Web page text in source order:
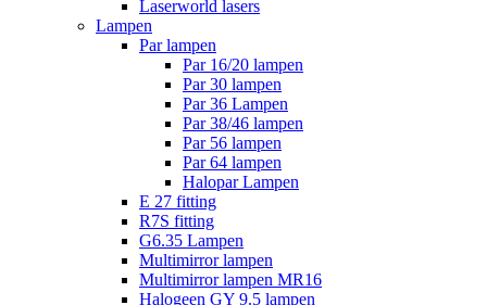
Laserworld lasers
Lampen
Par lampen
Par 16/20 lampen
Par 30 lampen
Par 36 Lampen
Par 38/46 lampen
Par 56 lampen
Par 64 lampen
Halopar Lampen
E 27 fitting
R7S fitting
G6.35 Lampen
Multimirror lampen
Multimirror lampen MR16
Halogeen GY 9.5 lampen